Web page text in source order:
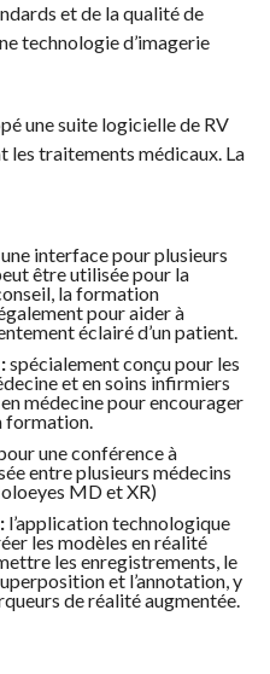
et de la qualité de
technologie d’imagerie
une suite logicielle de RV
les traitements médicaux. La
interface pour plusieurs
être utilisée pour la
la formation
pour aider à
éclairé d’un patient.
spécialement conçu pour les
et en soins infirmiers
médecine pour encourager
formation.
une conférence à
entre plusieurs médecins
MD et XR)
l’application technologique
les modèles en réalité
les enregistrements, le
et l’annotation, y
de réalité augmentée.